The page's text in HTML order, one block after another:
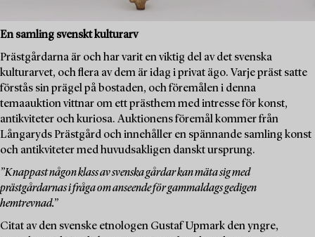
En samling svenskt kulturarv
Prästgårdarna är och har varit en viktig del av det svenska
kulturarvet, och flera av dem är idag i privat ägo. Varje präst satte
förstås sin prägel på bostaden, och föremålen i denna
temaauktion vittnar om ett prästhem med intresse för konst,
antikviteter och kuriosa. Auktionens föremål kommer från
Långaryds Prästgård och innehåller en spännande samling konst
och antikviteter med huvudsakligen danskt ursprung.
”Knappast någon klass av svenska gårdar kan mäta sig med
prästgårdarnas i fråga om anseende för gammaldags gedigen
hemtrevnad.”
Citat av den svenske etnologen Gustaf Upmark den yngre,